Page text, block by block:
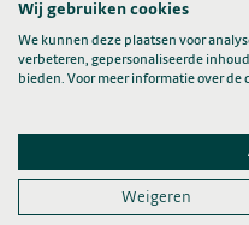
Heeft u
Wij gebruiken cookies
We kunnen deze plaatsen voor
verbeteren, gepersonaliseerde
bieden. Voor meer informatie over de
Weigeren